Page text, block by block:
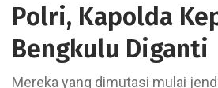
Polri, Kapolda
Bengkulu Diganti
Mereka yang dimutasi mulai